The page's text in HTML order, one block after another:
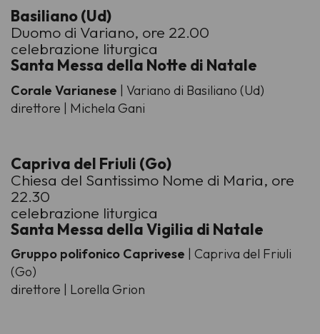
Basiliano (Ud)
Duomo di Variano, ore 22.00
celebrazione liturgica
Santa Messa della Notte di Natale
Corale Varianese | Variano di Basiliano (Ud)
direttore | Michela Gani
Capriva del Friuli (Go)
Chiesa del Santissimo Nome di Maria, ore
22.30
celebrazione liturgica
Santa Messa della Vigilia di Natale
Gruppo polifonico Caprivese | Capriva del Friuli
(Go)
direttore | Lorella Grion